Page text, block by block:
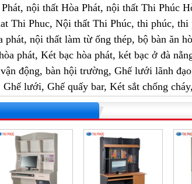
nội thất Hòa Phát, nội thất Thi Phúc
Thi Phuc, Nội thất Thi Phúc, thi phúc,
nội thất làm từ ống thép, bộ bàn ăn
phát, Két bạc hòa phát, két bạc ở đà
động, bàn hội trường, Ghế lưới lãnh
lưới, Ghế quấy bar, Két sắt chống